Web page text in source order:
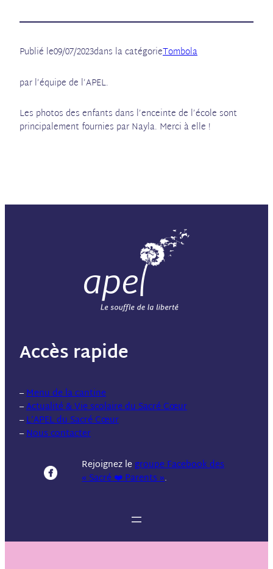
Publié le09/07/2023dans la catégorieTombola
par l’équipe de l’APEL.
Les photos des enfants dans l’enceinte de l’école sont
principalement fournies par Nayla. Merci à elle !
Accès rapide
–Menu de la cantine
–Actualité & Vie scolaire du Sacré Cœur
–L’APEL du Sacré Cœur
–Nous contacter
Rejoignez legroupe Facebook des
« Sacré ❤️ Parents ».